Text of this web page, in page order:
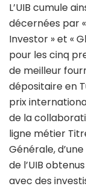
L’UIB cumule
décernées par
Investor » et «
pour les cinq
de meilleur
dépositaire en
prix
de la
ligne métier
Générale,
de l’UIB
avec des